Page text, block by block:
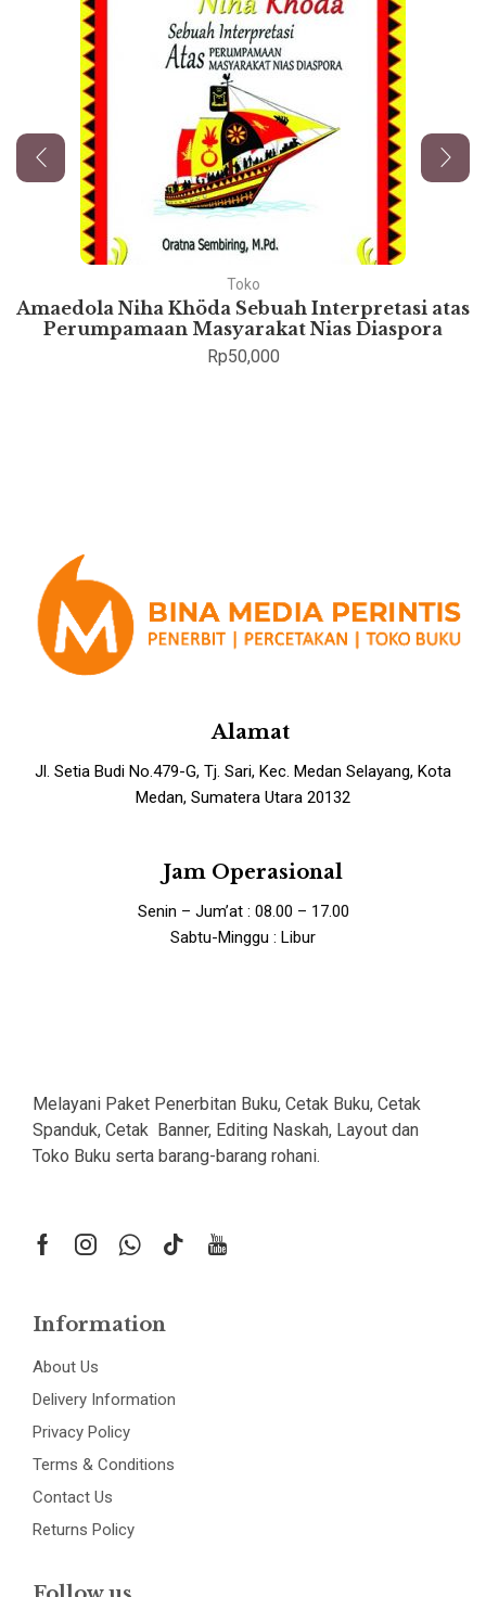
Toko
Amaedola Niha Khöda Sebuah Interpretasi atas
Perumpamaan Masyarakat Nias Diaspora
Rp50,000
Alamat
Jl. Setia Budi No.479-G, Tj. Sari, Kec. Medan Selayang, Kota
Medan, Sumatera Utara 20132
Jam Operasional
Senin – Jum’at : 08.00 – 17.00
Sabtu-Minggu : Libur
Melayani Paket Penerbitan Buku, Cetak Buku, Cetak
Spanduk, Cetak Banner, Editing Naskah, Layout dan
Toko Buku serta barang-barang rohani.
Information
About Us
Delivery Information
Privacy Policy
Terms & Conditions
Contact Us
Returns Policy